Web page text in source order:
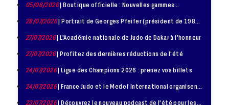
05/08/2026| Boutique officielle : Nouvelles gammes
28/07/2026| Portrait de Georges Pfeifer (président de 1981
27/07/2026| L'Académie nationale de Judo de Dakar à l'honneur
27/07/2026| Profitez des dernières réductions de l'été
24/07/2026| Ligue des Champions 2026 : prenez vos billets
24/07/2026| France Judo et le Medef International organisent
23/07/2026| Découvrez le nouveau podcast de l'été pour les